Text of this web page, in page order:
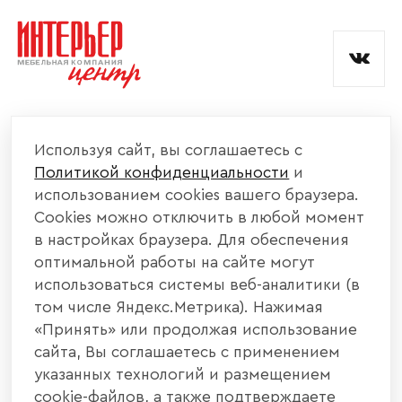
КАТАЛОГ МЕБЕЛИ
ИНФОРМАЦИЯ
НАШИ КОНТАКТЫ
+7 800 700 20 58
440004, г. Пенза, ул. Рябова, д. 31
Используя сайт, вы соглашаетесь с
Политикой конфиденциальности и
использованием cookies вашего браузера.
Cookies можно отключить в любой момент
в настройках браузера. Для обеспечения
оптимальной работы на сайте могут
использоваться системы веб-аналитики (в
том числе Яндекс.Метрика). Нажимая
«Принять» или продолжая использование
сайта, Вы соглашаетесь с применением
указанных технологий и размещением
cookie-файлов, а также подтверждаете